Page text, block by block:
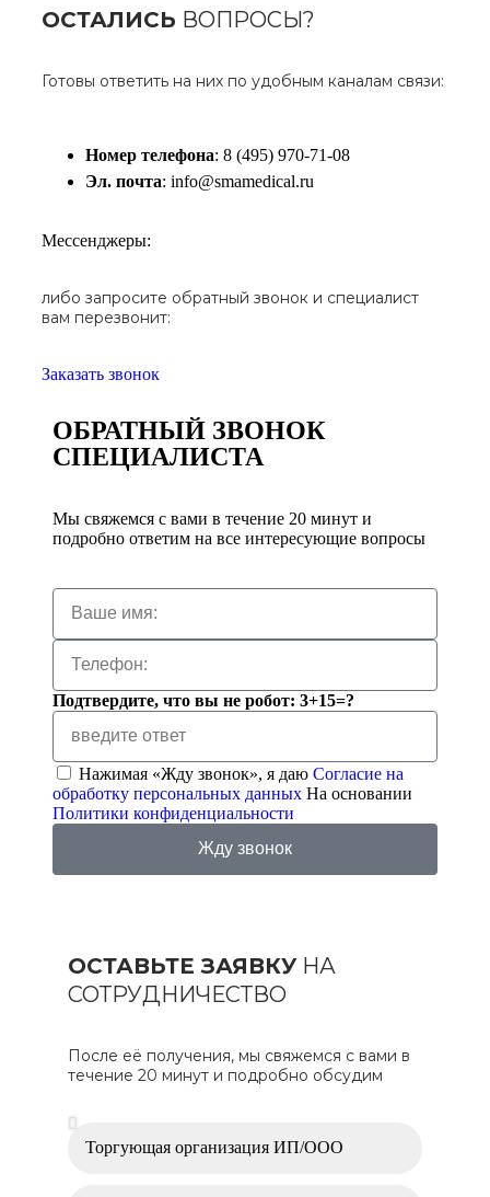
ОСТАЛИСЬ ВОПРОСЫ?
Готовы ответить на них по удобным каналам связи:
Номер телефона: 8 (495) 970-71-08
Эл. почта: info@smamedical.ru
Мессенджеры:
либо запросите обратный звонок и специалист
вам перезвонит:
Заказать звонок
ОБРАТНЫЙ ЗВОНОК
СПЕЦИАЛИСТА
Мы свяжемся с вами в течение 20 минут и
подробно ответим на все интересующие вопросы
Подтвердите, что вы не робот: 3+15=?
Нажимая «Жду звонок», я даю Согласие на
обработку персональных данных На основании
Политики конфиденциальности
Жду звонок
ОСТАВЬТЕ ЗАЯВКУНА
СОТРУДНИЧЕСТВО
После её получения, мы свяжемся с вами в
течение 20 минут и подробно обсудим